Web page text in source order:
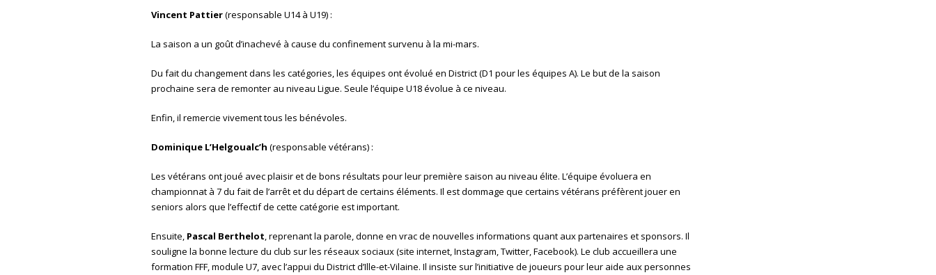
Vincent Pattier(responsable U14 à U19) :
La saison a un goût d’inachevé à cause du confinement survenu à la mi-mars.
Du fait du changement dans les catégories, les équipes ont évolué en District (D1 pour les équipes A). Le but de la saison
prochaine sera de remonter au niveau Ligue. Seule l’équipe U18 évolue à ce niveau.
Enfin, il remercie vivement tous les bénévoles.
Dominique L’Helgoualc’h (responsable vétérans) :
Les vétérans ont joué avec plaisir et de bons résultats pour leur première saison au niveau élite. L’équipe évoluera en
championnat à 7 du fait de l’arrêt et du départ de certains éléments. Il est dommage que certains vétérans préfèrent jouer en
seniors alors que l’effectif de cette catégorie est important.
Ensuite, Pascal Berthelot, reprenant la parole, donne en vrac de nouvelles informations quant aux partenaires et sponsors. Il
souligne la bonne lecture du club sur les réseaux sociaux (site internet, Instagram, Twitter, Facebook). Le club accueillera une
formation FFF, module U7, avec l’appui du District d’Ille-et-Vilaine. Il insiste sur l’initiative de joueurs pour leur aide aux personnes